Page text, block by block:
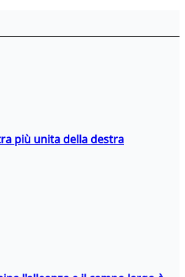
più unita della destra